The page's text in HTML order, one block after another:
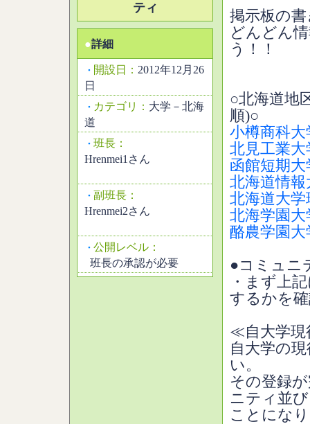
ティ
●詳細
・ 開設日： 2012年12月26
日
・ カテゴリ： 大学－北海
道
・ 班長：
Hrenmei1さん
・ 副班長：
Hrenmei2さん
・ 公開レベル：
班長の承認が必要
掲示板の
どんどん
う！！
○北海道地
順)○
小樽商科
北見工業
函館短期
北海道情
北海道大
北海学園
酪農学園
●コミュニ
・まず上
するかを
≪自大学現
自大学の
い。
その登録
ニティ並
ことにな